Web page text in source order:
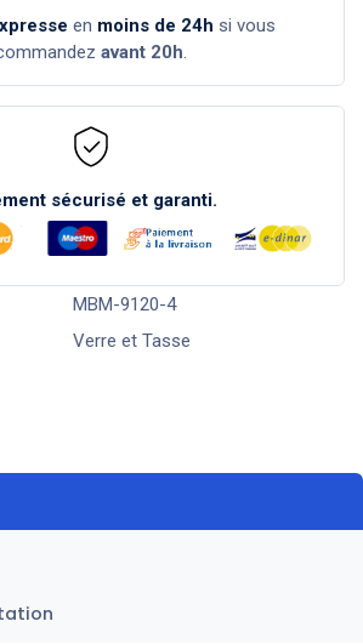
en moins de 24h si vous
avant 20h.
sécurisé et garanti.
MBM-9120-4
Verre et Tasse